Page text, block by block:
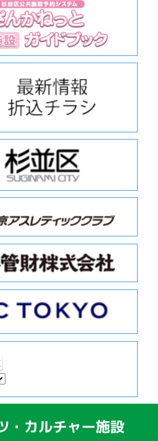
・カルチャー施設